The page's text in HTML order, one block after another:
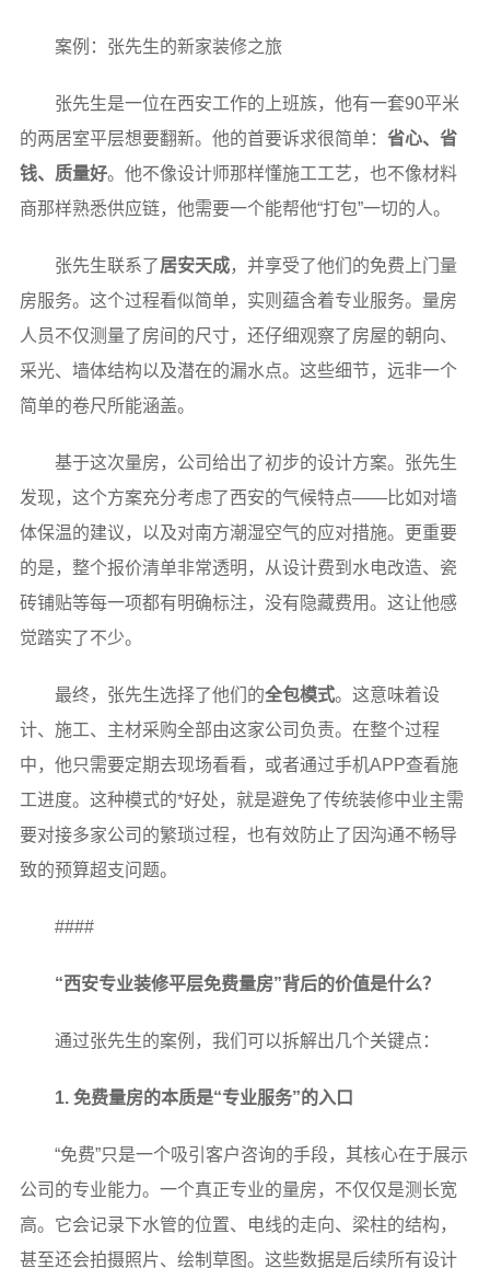
案例：张先生的新家装修之旅
张先生是一位在西安工作的上班族，他有一套90平米
的两居室平层想要翻新。他的首要诉求很简单： 省心、省
钱、质量好。他不像设计师那样懂施工工艺，也不像材料
商那样熟悉供应链，他需要一个能帮他“打包”一切的人。
张先生联系了居安天成，并享受了他们的免费上门量
房服务。这个过程看似简单，实则蕴含着专业服务。量房
人员不仅测量了房间的尺寸，还仔细观察了房屋的朝向、
采光、墙体结构以及潜在的漏水点。这些细节，远非一个
简单的卷尺所能涵盖。
基于这次量房，公司给出了初步的设计方案。张先生
发现，这个方案充分考虑了西安的气候特点——比如对墙
体保温的建议，以及对南方潮湿空气的应对措施。更重要
的是，整个报价清单非常透明，从设计费到水电改造、瓷
砖铺贴等每一项都有明确标注，没有隐藏费用。这让他感
觉踏实了不少。
最终，张先生选择了他们的全包模式。这意味着设
计、施工、主材采购全部由这家公司负责。在整个过程
中，他只需要定期去现场看看，或者通过手机APP查看施
工进度。这种模式的*好处，就是避免了传统装修中业主需
要对接多家公司的繁琐过程，也有效防止了因沟通不畅导
致的预算超支问题。
####
“西安专业装修平层免费量房”背后的价值是什么？
通过张先生的案例，我们可以拆解出几个关键点：
1. 免费量房的本质是“专业服务”的入口
“免费”只是一个吸引客户咨询的手段，其核心在于展示
公司的专业能力。一个真正专业的量房，不仅仅是测长宽
高。它会记录下水管的位置、电线的走向、梁柱的结构，
甚至还会拍摄照片、绘制草图。这些数据是后续所有设计